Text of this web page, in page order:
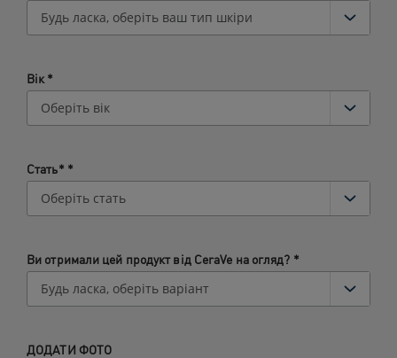
Вік *
Стать*​ *
Ви отримали цей продукт від CeraVe на огляд? *
ДОДАТИ ФОТО